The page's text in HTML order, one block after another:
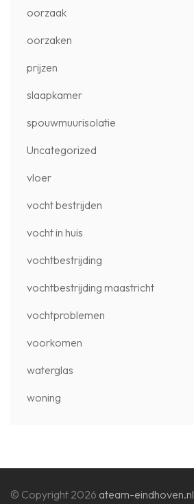
oorzaak
oorzaken
prijzen
slaapkamer
spouwmuurisolatie
Uncategorized
vloer
vocht bestrijden
vocht in huis
vochtbestrijding
vochtbestrijding maastricht
vochtproblemen
voorkomen
waterglas
woning
© Copyright 2026 ateam-eindhoven.nl